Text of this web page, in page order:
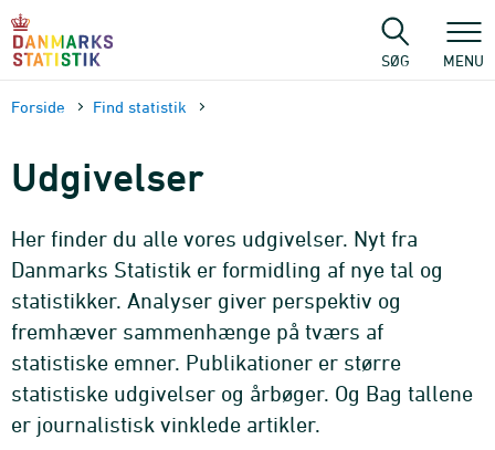
sidens
SØG MENU
Forside Find statistik
Udgivelser
Her finder du alle vores udgivelser. Nyt fra
Danmarks Statistik er formidling af nye tal og
statistikker. Analyser giver perspektiv og
fremhæver sammenhænge på tværs af
statistiske emner. Publikationer er større
statistiske udgivelser og årbøger. Og Bag tallene
er journalistisk vinklede artikler.